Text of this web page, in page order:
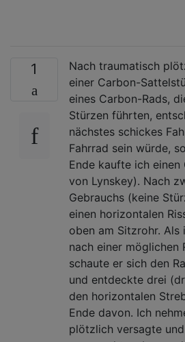
1
Nach traumatisch
einer Carbon-
eines Carbon-Rads,
Stürzen führten,
nächstes schickes
Fahrrad sein würde,
Ende kaufte ich einen
von Lynskey). Nach
Gebrauchs (keine
einen horizontalen
oben am Sitzrohr. Als
nach einer möglichen
schaute er sich den
und entdeckte drei
den horizontalen
Ende davon. Ich
plötzlich versagte